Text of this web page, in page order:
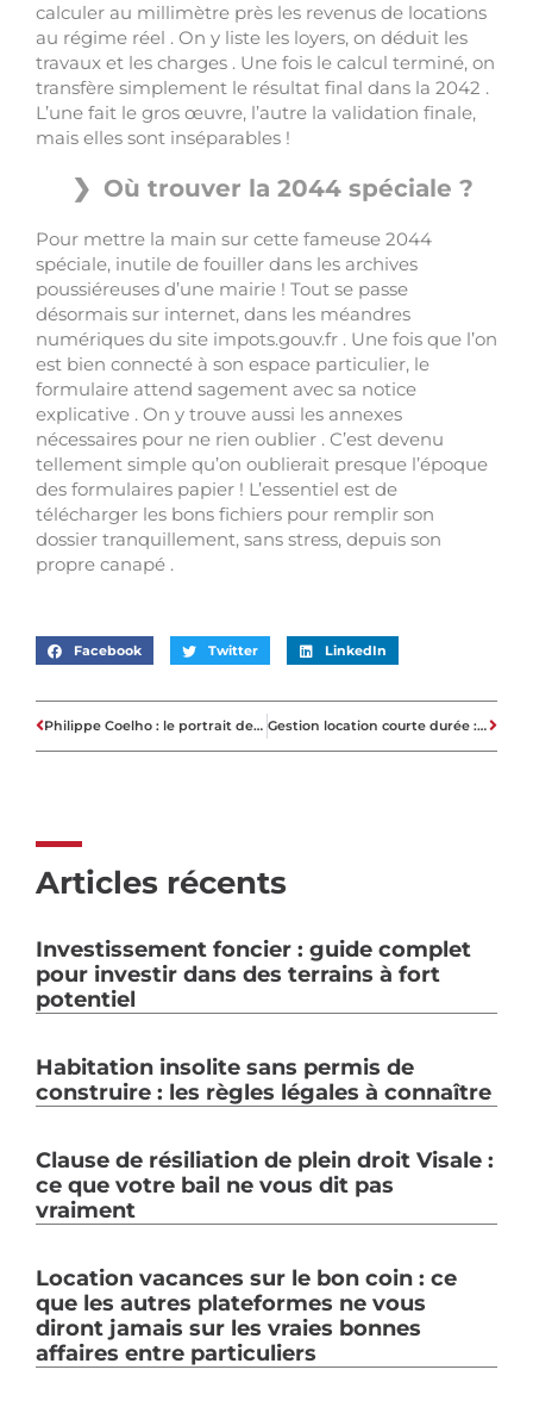
calculer au millimètre près les revenus de locations
au régime réel . On y liste les loyers, on déduit les
travaux et les charges . Une fois le calcul terminé, on
transfère simplement le résultat final dans la 2042 .
L’une fait le gros œuvre, l’autre la validation finale,
mais elles sont inséparables !
Où trouver la 2044 spéciale ?
Pour mettre la main sur cette fameuse 2044
spéciale, inutile de fouiller dans les archives
poussiéreuses d’une mairie ! Tout se passe
désormais sur internet, dans les méandres
numériques du site impots.gouv.fr . Une fois que l’on
est bien connecté à son espace particulier, le
formulaire attend sagement avec sa notice
explicative . On y trouve aussi les annexes
nécessaires pour ne rien oublier . C’est devenu
tellement simple qu’on oublierait presque l’époque
des formulaires papier ! L’essentiel est de
télécharger les bons fichiers pour remplir son
dossier tranquillement, sans stress, depuis son
propre canapé .
Facebook Twitter LinkedIn
Philippe Coelho : le portrait de l’architecte marié à Anne-Elisabeth Lemoine Gestion location courte durée : la conciergerie ou le logiciel pour votre rentabilité ?
Articles récents
Investissement foncier : guide complet
pour investir dans des terrains à fort
potentiel
Habitation insolite sans permis de
construire : les règles légales à connaître
Clause de résiliation de plein droit Visale :
ce que votre bail ne vous dit pas
vraiment
Location vacances sur le bon coin : ce
que les autres plateformes ne vous
diront jamais sur les vraies bonnes
affaires entre particuliers